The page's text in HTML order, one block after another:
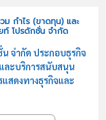
ม กำไร (ขาดทุน) และ
โปรดักชั่น จำกัด
จำกัด ประกอบธุรกิจ
ละบริการสนับสนุน
สดงทางธุรกิจและ